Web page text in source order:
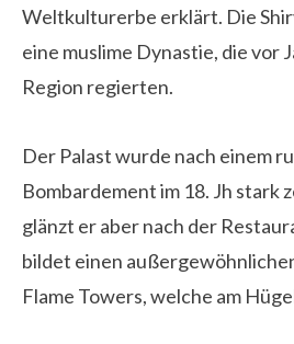
Weltkulturerbe erklärt. Die
eine muslime Dynastie, die vor
Region regierten.
Der Palast wurde nach einem
Bombardement im 18. Jh stark
glänzt er aber nach der
bildet einen
Flame Towers, welche am